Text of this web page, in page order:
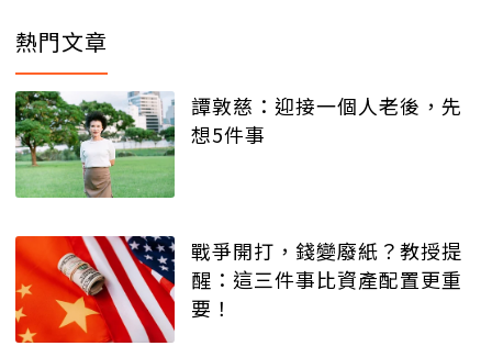
熱門文章
譚敦慈：迎接一個人老後，先
想5件事
戰爭開打，錢變廢紙？教授提
醒：這三件事比資產配置更重
要！